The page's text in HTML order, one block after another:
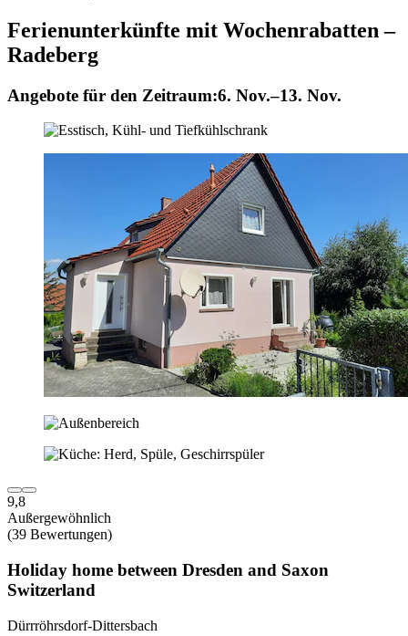
Ferienunterkünfte mit Wochenrabatten –
Radeberg
Angebote für den Zeitraum:6. Nov.–13. Nov.
9,8
Außergewöhnlich
(39 Bewertungen)
Holiday home between Dresden and Saxon
Switzerland
Dürrröhrsdorf-Dittersbach